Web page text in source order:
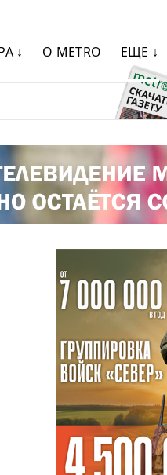
↓ О METRO ЕЩЕ ↓